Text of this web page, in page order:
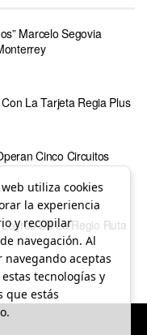
Marcelo Segovia
La Tarjeta Regia Plus
Cinco Circuitos
De La Regio Ruta
utiliza cookies
la experiencia
y recopilar
navegación. Al
navegando aceptas
tecnologías y
que estás